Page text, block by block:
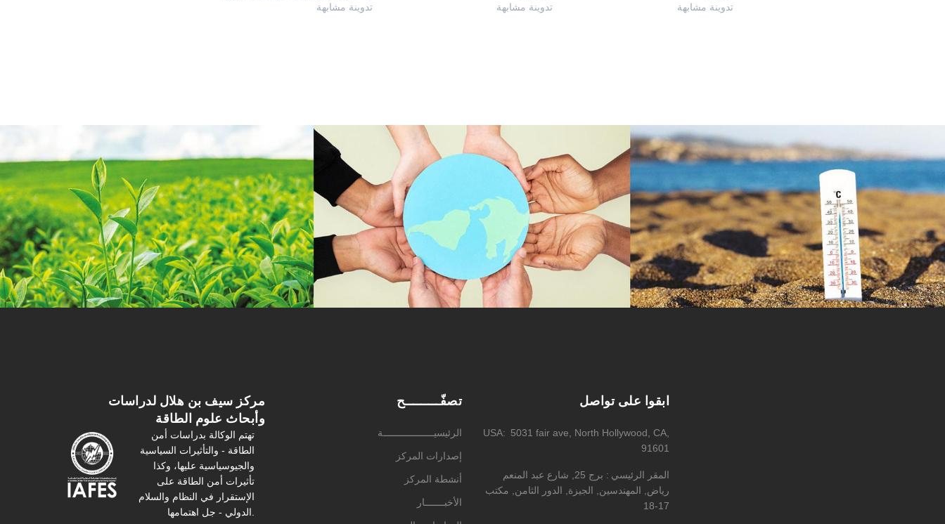
تدوينة مشابهة
تدوينة مشابهة
تدوينة مشابهة
مركز سیف بن هلال لدراسات
وأبحاث علوم الطاقة
تهتم الوكالة بدراسات أمن
الطاقة - والتأثیرات السیاسیة
والجیوسیاسیة عليها، وكذا
تأثیرات أمن الطاقة على
الإستقرار في النظام والسلام
تصفّـــــــــح
الرئيسيــــــــــــــــــة
إصدارات المركز
أنشطة المركز
الأخبـــــــار
ابقوا على تواصل
USA
5031 fair ave, North Hollywood, CA,
91601
المقر الرئيسي
برج 25, شارع عبد المنعم
رياض, المهندسين, الجيزة, الدور الثامن, مكتب
17-18